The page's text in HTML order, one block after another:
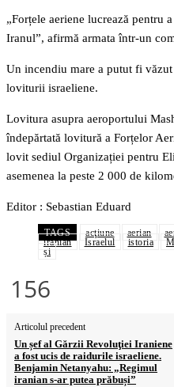
„Forțele aeriene lucrează pentru
Iranul”, afirmă armata într-un
Un incendiu mare a putut fi
loviturii israeliene.
Lovitura asupra aeroportului
îndepărtată lovitură a Forțelor
lovit sediul Organizației pentru
asemenea la peste 2 000 de
Editor : Sebastian Eduard
TAGS acţiune aerian
iranian
Israelul istoria
și
156
Articolul precedent
Un șef al Gărzii Revoluţiei Iraniene
a fost ucis de raidurile israeliene.
Benjamin Netanyahu: „Regimul
iranian s-ar putea prăbuși”